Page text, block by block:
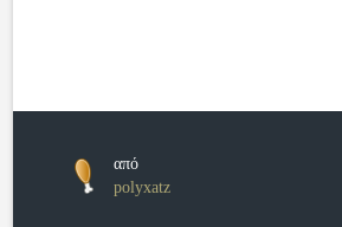
από
polyxatz